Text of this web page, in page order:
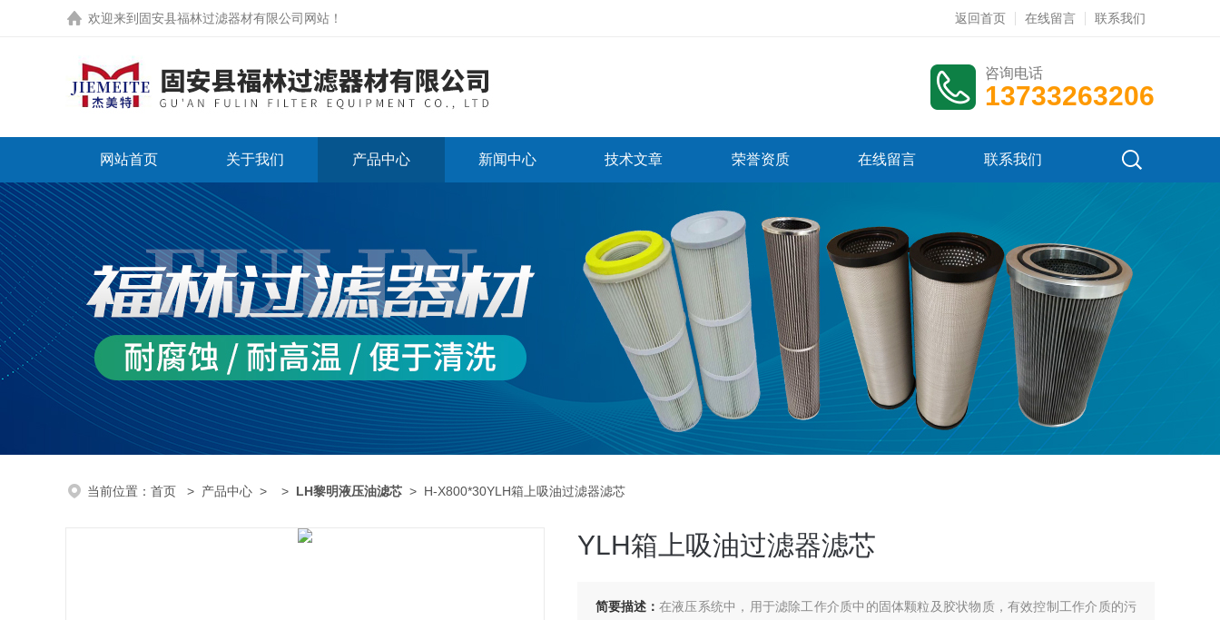
欢迎来到 固安县福林过滤器材有限公司网站 ！ 返回首页 在线留言 联系我们
咨询电话
13733263206
网站首页 关于我们 产品中心 新闻中心 技术文章 荣誉资质 在线留言 联系我们
当前位置： 首页 > 产品中心 > > LH黎明液压油滤芯 > H-X800*30YLH箱上吸油过滤器滤芯
YLH箱上吸油过滤器滤芯
简要描述： 在液压系统中，用于滤除工作介质中的固体颗粒及胶状物质，有效控制工作介质的污